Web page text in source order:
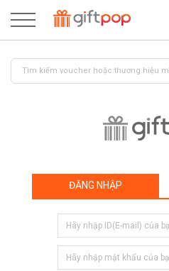
ĐĂNG NHẬP